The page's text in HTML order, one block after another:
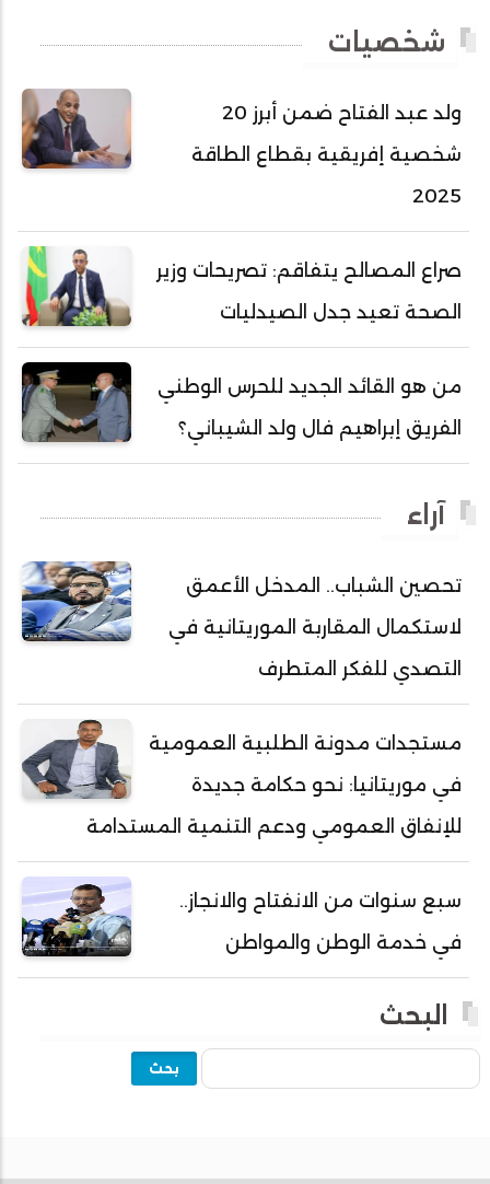
أحمد عبد الله أحمد مسكه
أحمد محفوظ حسني
أحمد محمد عبدالرحمن أمين
أحمد محمود محمد المامي النيسان
أحمد هارون الشيخ سيديا
أحمد ولد آبه
أحمد ولد الديه
أحمد ولد السالك
أحمد ولد باهيه
أحمد ولد داداه
أحمد ولد علال
أحمد ولد محمد ديدي
أحمد ولد محمدو
أحمد ولد نافع
أحمد ولد يحيى
أحمدا كلي
أحمدسالم ولد العربي
أحمدنا ولد سيد أب
أحمدو ولد أبوه
أحمدو ولد أحمدو
أحمدو ولد أدي ولد محمد الراظي
أحمدو ولد اخطيره
شخصيات
ولد عبد الفتاح ضمن أبرز 20
شخصية إفريقية بقطاع الطاقة
2025
صراع المصالح يتفاقم: تصريحات وزير
الصحة تعيد جدل الصيدليات
من هو القائد الجديد للحرس الوطني
الفريق إبراهيم فال ولد الشيباني؟
آراء
تحصين الشباب.. المدخل الأعمق
لاستكمال المقاربة الموريتانية في
التصدي للفكر المتطرف
مستجدات مدونة الطلبية العمومية
في موريتانيا: نحو حكامة جديدة
للإنفاق العمومي ودعم التنمية المستدامة
سبع سنوات من الانفتاح والانجاز..
في خدمة الوطن والمواطن
البحث
بحث